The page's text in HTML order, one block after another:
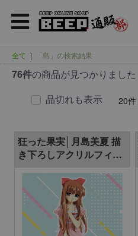
全て | 「島」の検索結果
76件の商品が見つかりました
品切れも表示
狂った果実│月島美夏 描
き下ろしアクリルフィギ